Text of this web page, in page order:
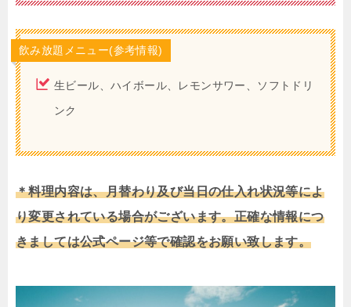
飲み放題メニュー(参考情報)
生ビール、ハイボール、レモンサワー、ソフトドリ
ンク
＊料理内容は、月替わり及び当日の仕入れ状況等によ
り変更されている場合がございます。正確な情報につ
きましては公式ページ等で確認をお願い致します。